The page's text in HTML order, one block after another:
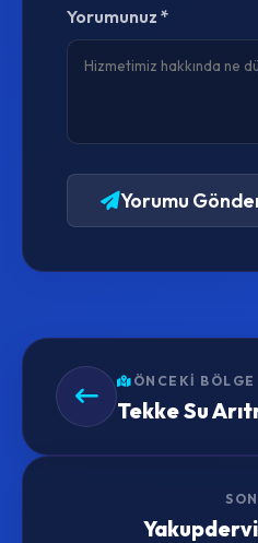
Yorumunuz *
Yorumu
ÖNCEKI BÖLGE
Tekke Su